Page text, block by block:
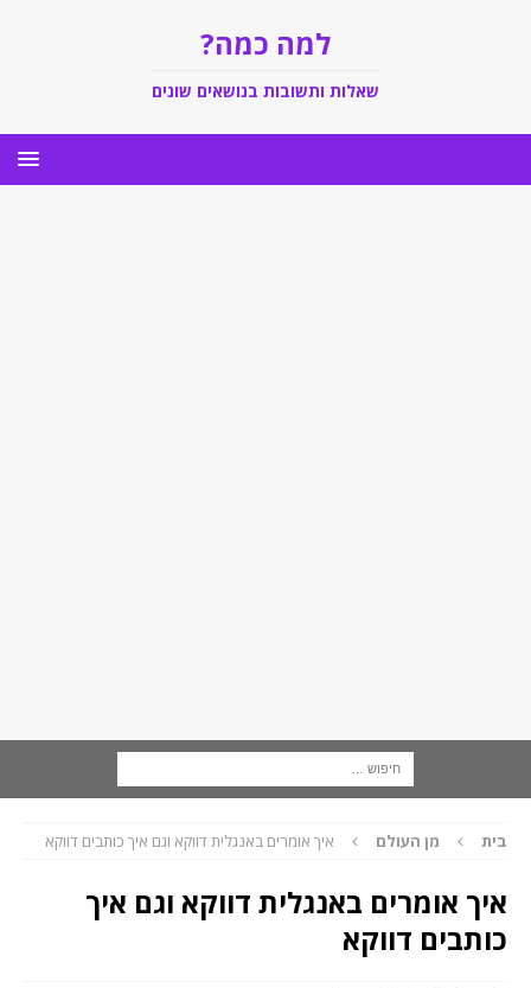
למה כמה?
שאלות ותשובות בנושאים שונים
בית מן העולם איך אומרים באנגלית דווקא וגם איך כותבים דווקא
איך אומרים באנגלית דווקא וגם איך
כותבים דווקא